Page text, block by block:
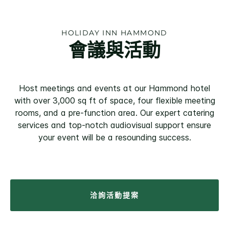
HOLIDAY INN HAMMOND
會議與活動
Host meetings and events at our Hammond hotel
with over 3,000 sq ft of space, four flexible meeting
rooms, and a pre-function area. Our expert catering
services and top-notch audiovisual support ensure
your event will be a resounding success.
洽詢活動提案